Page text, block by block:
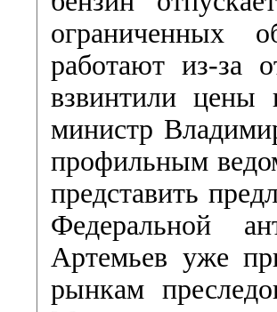
ограниченных
работают из-за
взвинтили цены
министр
профильным
представить
Федеральной
Артемьев уже
рынкам